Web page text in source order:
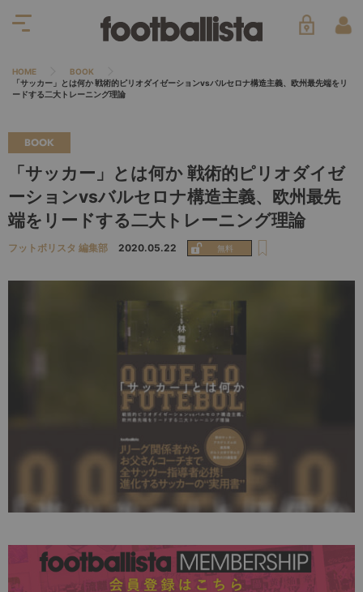
HOME
BOOK
「サッカー」とは何か 戦術的ピリオダイゼーションvsバルセロナ構造主義、欧州最先端をリ
ードする二大トレーニング理論
BOOK
「サッカー」とは何か 戦術的ピリオダイゼ
ーションvsバルセロナ構造主義、欧州最先
端をリードする二大トレーニング理論
フットボリスタ 編集部 2020.05.22